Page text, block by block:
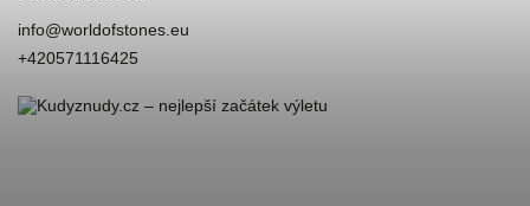
info@worldofstones.eu
+420571116425